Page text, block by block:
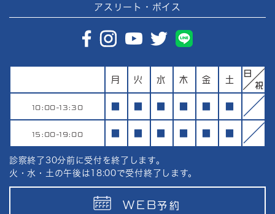
アスリート・ボイス
月 火 水 木 金 土
10:00-13:30
15:00-19:00
診察終了30分前に受付を終了します。
火・水・土の午後は18:00で受付終了します。
WEB予約